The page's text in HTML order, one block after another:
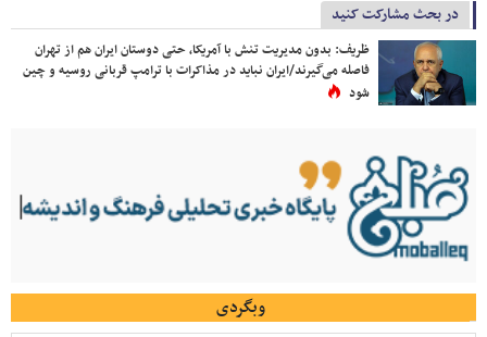
در بحث مشارکت کنید
ظریف: بدون مدیریت تنش با آمریکا، حتی دوستان ایران هم از تهران
فاصله می‌گیرند/ایران نباید در مذاکرات با ترامپ قربانی روسیه و چین
شود
وبگردی